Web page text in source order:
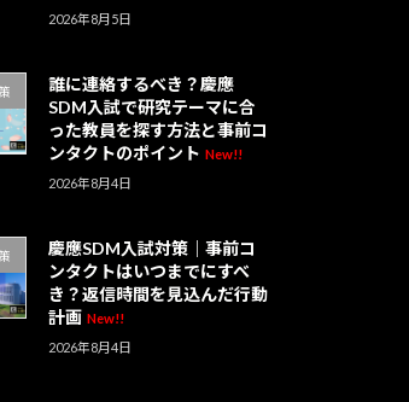
2026年8月5日
誰に連絡するべき？慶應
SDM入試で研究テーマに合
った教員を探す方法と事前コ
ンタクトのポイント New!!
2026年8月4日
慶應SDM入試対策｜事前コ
ンタクトはいつまでにすべ
き？返信時間を見込んだ行動
計画 New!!
2026年8月4日